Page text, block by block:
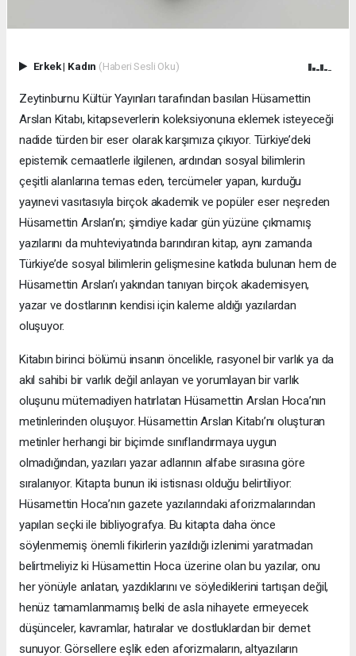
Erkek| Kadın (Haberi Sesli Oku)
Zeytinburnu Kültür Yayınları tarafından basılan Hüsamettin
Arslan Kitabı, kitapseverlerin koleksiyonuna eklemek isteyeceği
nadide türden bir eser olarak karşımıza çıkıyor. Türkiye’deki
epistemik cemaatlerle ilgilenen, ardından sosyal bilimlerin
çeşitli alanlarına temas eden, tercümeler yapan, kurduğu
yayınevi vasıtasıyla birçok akademik ve popüler eser neşreden
Hüsamettin Arslan’ın; şimdiye kadar gün yüzüne çıkmamış
yazılarını da muhteviyatında barındıran kitap, aynı zamanda
Türkiye’de sosyal bilimlerin gelişmesine katkıda bulunan hem de
Hüsamettin Arslan’ı yakından tanıyan birçok akademisyen,
yazar ve dostlarının kendisi için kaleme aldığı yazılardan
oluşuyor.
Kitabın birinci bölümü insanın öncelikle, rasyonel bir varlık ya da
akıl sahibi bir varlık değil anlayan ve yorumlayan bir varlık
oluşunu mütemadiyen hatırlatan Hüsamettin Arslan Hoca’nın
metinlerinden oluşuyor. Hüsamettin Arslan Kitabı’nı oluşturan
metinler herhangi bir biçimde sınıflandırmaya uygun
olmadığından, yazıları yazar adlarının alfabe sırasına göre
sıralanıyor. Kitapta bunun iki istisnası olduğu belirtiliyor:
Hüsamettin Hoca’nın gazete yazılarındaki aforizmalarından
yapılan seçki ile bibliyografya. Bu kitapta daha önce
söylenmemiş önemli fikirlerin yazıldığı izlenimi yaratmadan
belirtmeliyiz ki Hüsamettin Hoca üzerine olan bu yazılar, onu
her yönüyle anlatan, yazdıklarını ve söylediklerini tartışan değil,
henüz tamamlanmamış belki de asla nihayete ermeyecek
düşünceler, kavramlar, hatıralar ve dostluklardan bir demet
sunuyor. Görsellere eşlik eden aforizmaların, altyazıların